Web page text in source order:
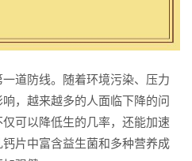
道防线。随着环境污染、压力
，越来越多的人面临下降的问
可以降低生的几率，还能加速
片中富含益生菌和多种营养成